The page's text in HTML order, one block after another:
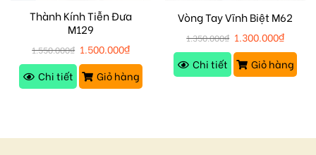
Thành Kính Tiễn Đưa
M129
1.550.000₫ 1.500.000₫
Chi tiết
Giỏ hàng
Vòng Tay Vĩnh Biệt M62
1.350.000₫ 1.300.000₫
Chi tiết
Giỏ hàng